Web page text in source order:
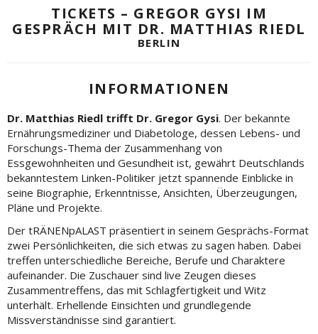
TICKETS – GREGOR GYSI IM
GESPRÄCH MIT DR. MATTHIAS RIEDL
BERLIN
INFORMATIONEN
Dr. Matthias Riedl trifft Dr. Gregor Gysi. Der bekannte
Ernährungsmediziner und Diabetologe, dessen Lebens- und
Forschungs-Thema der Zusammenhang von
Essgewohnheiten und Gesundheit ist, gewährt Deutschlands
bekanntestem Linken-Politiker jetzt spannende Einblicke in
seine Biographie, Erkenntnisse, Ansichten, Überzeugungen,
Pläne und Projekte.
Der tRÄNENpALAST präsentiert in seinem Gesprächs-Format
zwei Persönlichkeiten, die sich etwas zu sagen haben. Dabei
treffen unterschiedliche Bereiche, Berufe und Charaktere
aufeinander. Die Zuschauer sind live Zeugen dieses
Zusammentreffens, das mit Schlagfertigkeit und Witz
unterhält. Erhellende Einsichten und grundlegende
Missverständnisse sind garantiert.